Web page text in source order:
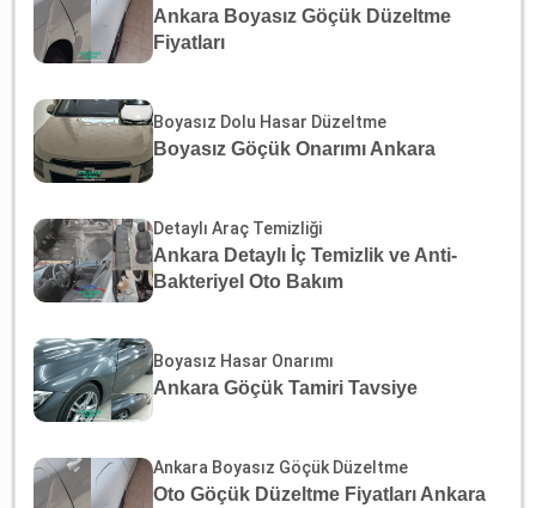
Ankara Boyasız Göçük Düzeltme
Fiyatları
Boyasız Dolu Hasar Düzeltme
Boyasız Göçük Onarımı Ankara
Detaylı Araç Temizliği
Ankara Detaylı İç Temizlik ve Anti-
Bakteriyel Oto Bakım
Boyasız Hasar Onarımı
Ankara Göçük Tamiri Tavsiye
Ankara Boyasız Göçük Düzeltme
Oto Göçük Düzeltme Fiyatları Ankara